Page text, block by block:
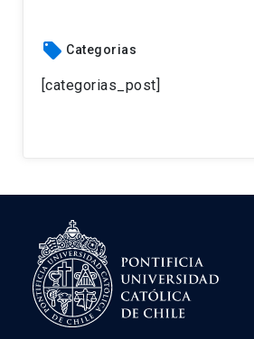
local_offer Categorias
[categorias_post]